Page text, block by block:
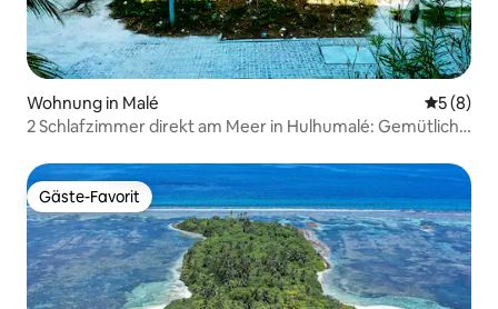
Wohnung in Malé
5 (8)
2 Schlafzimmer direkt am Meer in Hulhumalé: Gemütlich
Gäste-Favorit
Gäste-Favorit